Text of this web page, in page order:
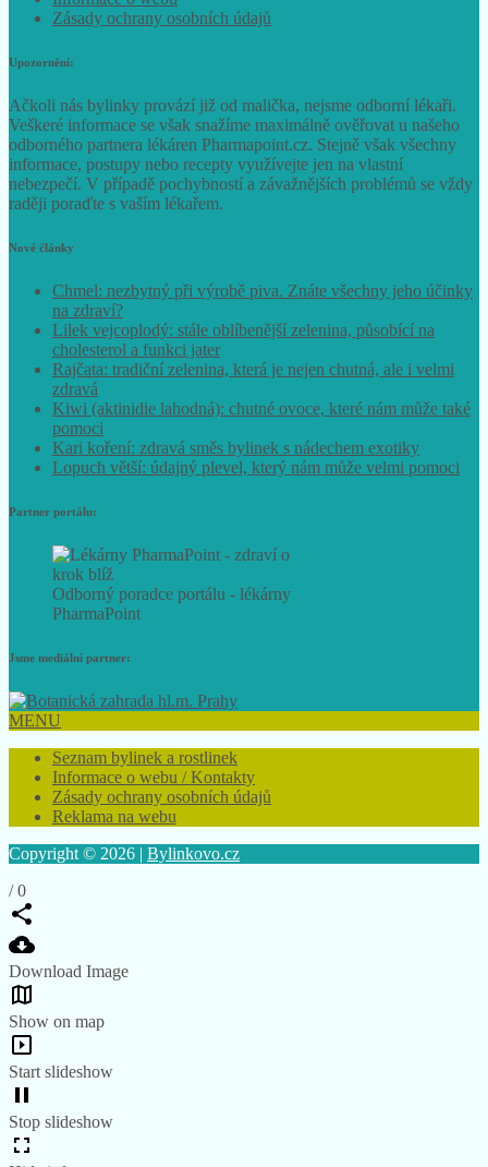
Reklama na webu
Informace o webu
Ačkoli nás bylinky provází již od malička, nejsme odborní lékaři.
Veškeré informace se však snažíme maximálně ověřovat u našeho
odborného partnera lékáren Pharmapoint.cz. Stejně však všechny
informace, postupy nebo recepty využívejte jen na vlastní
nebezpečí. V případě pochybností a závažnějších problémů se vždy
Chmel: nezbytný při výrobě piva. Znáte všechny jeho účinky
na zdraví?
Lilek vejcoplodý: stále oblíbenější zelenina, působící na
cholesterol a funkci jater
Rajčata: tradiční zelenina, která je nejen chutná, ale i velmi
zdravá
Kiwi (aktinidie lahodná): chutné ovoce, které nám může také
pomoci
Kari koření: zdravá směs bylinek s nádechem exotiky
Odborný poradce portálu - lékárny
MENU
Seznam bylinek a rostlinek
Informace o webu / Kontakty
Zásady ochrany osobních údajů
Reklama na webu
Copyright © 2026 |
/0
Download Image
Show on map
Start slideshow
Stop slideshow